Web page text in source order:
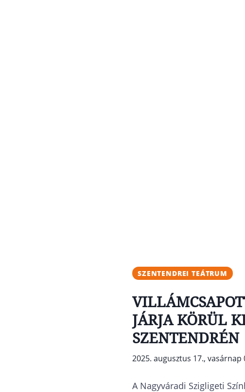
SZENTENDREI TEÁTRUM
JÁRJA KÖRÜL
SZENTENDRÉN
2025. augusztus 17., vasárnap
A Nagyváradi Szigligeti